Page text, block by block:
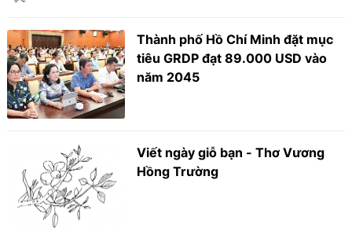
Thành phố Hồ Chí Minh đặt mục
tiêu GRDP đạt 89.000 USD vào
năm 2045
Viết ngày giỗ bạn - Thơ Vương
Hồng Trường